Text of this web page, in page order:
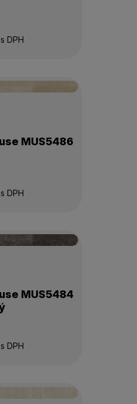
s DPH
MUS5486
s DPH
MUS5484
s DPH